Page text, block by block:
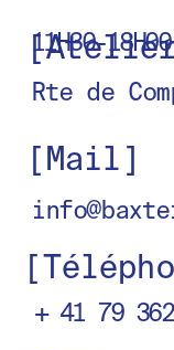
11H30-18H00
Rte de
[Mail]
+ 41 79